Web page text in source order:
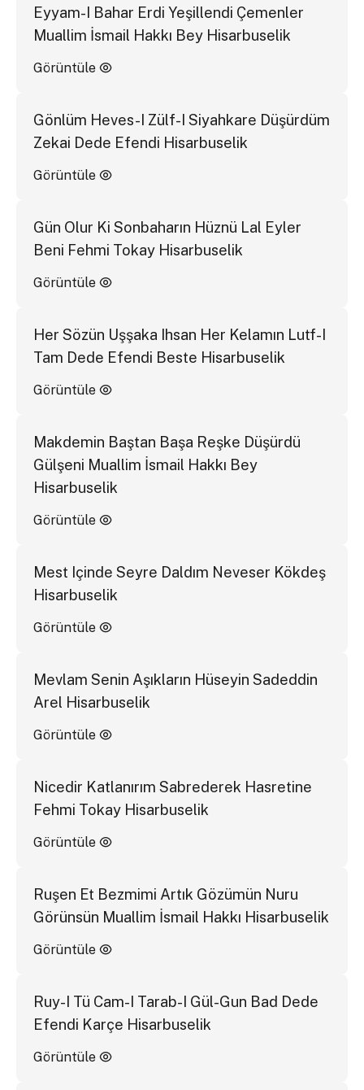
Eyyam-I Bahar Erdi Yeşillendi Çemenler
Muallim İsmail Hakkı Bey Hisarbuselik
Görüntüle
Gönlüm Heves-I Zülf-I Siyahkare Düşürdüm
Zekai Dede Efendi Hisarbuselik
Görüntüle
Gün Olur Ki Sonbaharın Hüznü Lal Eyler
Beni Fehmi Tokay Hisarbuselik
Görüntüle
Her Sözün Uşşaka Ihsan Her Kelamın Lutf-I
Tam Dede Efendi Beste Hisarbuselik
Görüntüle
Makdemin Baştan Başa Reşke Düşürdü
Gülşeni Muallim İsmail Hakkı Bey
Hisarbuselik
Görüntüle
Mest Içinde Seyre Daldım Neveser Kökdeş
Hisarbuselik
Görüntüle
Mevlam Senin Aşıkların Hüseyin Sadeddin
Arel Hisarbuselik
Görüntüle
Nicedir Katlanırım Sabrederek Hasretine
Fehmi Tokay Hisarbuselik
Görüntüle
Ruşen Et Bezmimi Artık Gözümün Nuru
Görünsün Muallim İsmail Hakkı Hisarbuselik
Görüntüle
Ruy-I Tü Cam-I Tarab-I Gül-Gun Bad Dede
Efendi Karçe Hisarbuselik
Görüntüle